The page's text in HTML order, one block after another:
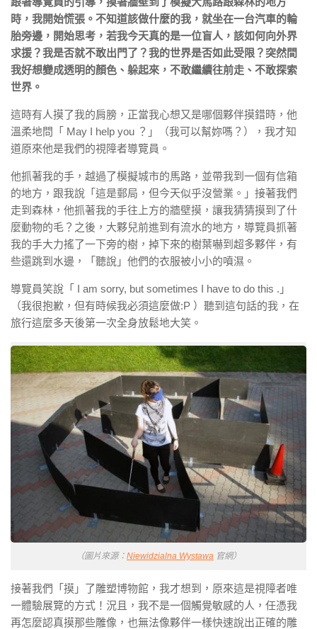
時，我開始慌張。不知道該做什麼的我，就坐在一台汽車的輪
胎旁邊，開始思考，若我今天真的是一位盲人，該如何向外界
求援？我是否就不敢出門了？我的世界是否如此受限？突然間
我好想變成透明的顏色、躲起來，不敢繼續往前走、不敢探索
世界。
這時有人摸了我的肩膀，正當我心想又是哪個夥伴摸錯時，他
溫柔地問「 May I help you ？」（我可以幫妳嗎？），我才知
道原來他是我們的視障者導覽員。
他抓著我的手，越過了模擬城市的馬路，並帶我到一個有信箱
的地方，跟我說「這是郵局，但今天似乎沒營業。」接著我們
走到森林，他抓著我的手往上方的牆壁摸，讓我猜猜摸到了什
麼動物的毛？之後，大夥兒前進到有流水的地方，導覽員抓著
我的手大力搖了一下旁的樹，掉下來的樹葉嚇到超多夥伴，有
些還跳到水邊，「聽說」他們的衣服被小小的噴濕。
導覽員笑說「 I am sorry, but sometimes I have to do this .」
（我很抱歉，但有時候我必須這麼做:P ）聽到這句話的我，在
旅行這麼多天後第一次全身放鬆地大笑。
（圖片來源： Niewidzialna Wystawa 官網）
接著我們「摸」了雕塑博物館，我才想到，原來這是視障者唯
一體驗展覽的方式！況且，我不是一個觸覺敏感的人，任憑我
再怎麼認真摸那些雕像，也無法像夥伴一樣快速說出正確的雕